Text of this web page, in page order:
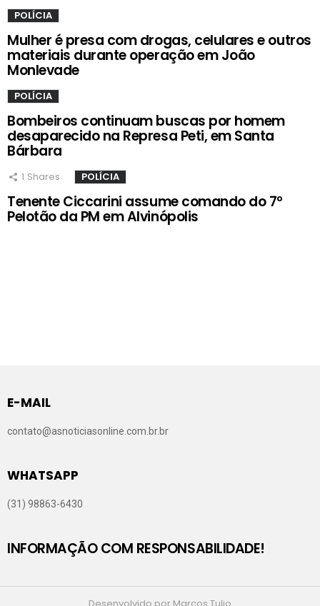
POLÍCIA
Mulher é presa com drogas, celulares e outros
materiais durante operação em João
Monlevade
POLÍCIA
Bombeiros continuam buscas por homem
desaparecido na Represa Peti, em Santa
Bárbara
1 Shares POLÍCIA
Tenente Ciccarini assume comando do 7º
Pelotão da PM em Alvinópolis
E-MAIL
contato@asnoticiasonline.com.br.br
WHATSAPP
(31) 98863-6430
INFORMAÇÃO COM RESPONSABILIDADE!